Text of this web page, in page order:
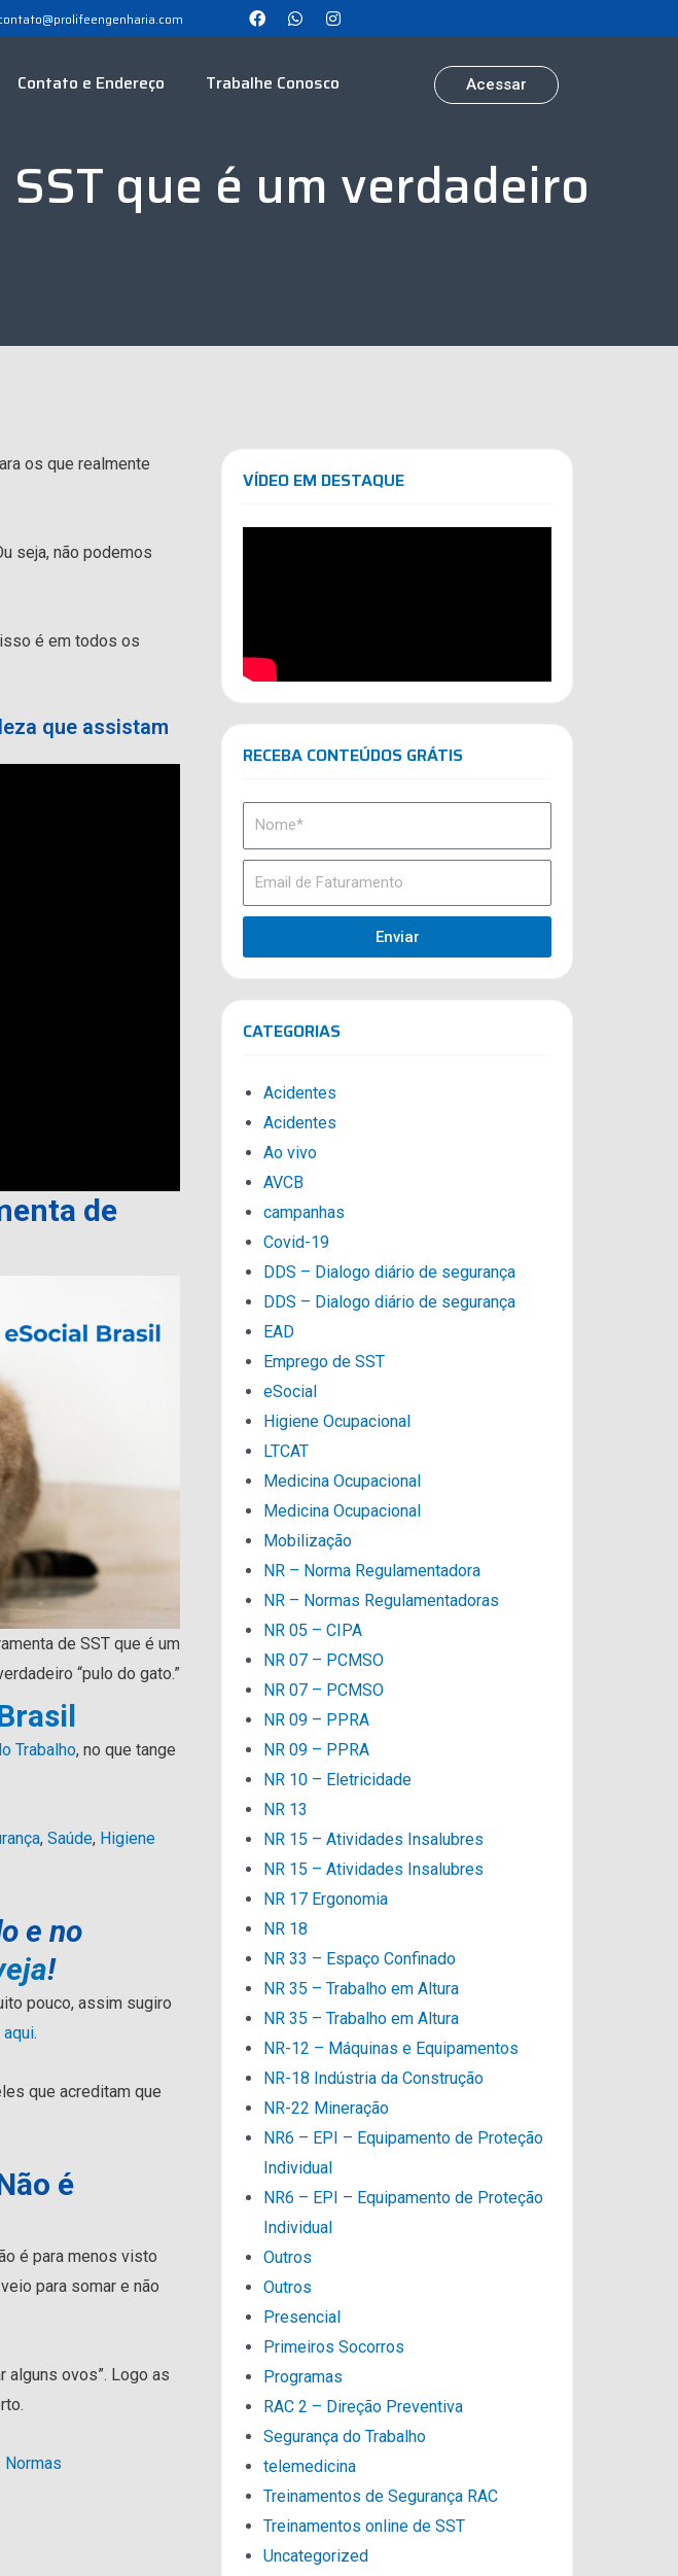
Contato e Endereço Trabalhe Conosco Acessar
que é um verdadeiro
os que realmente
seja, não podemos
é em todos os
que assistam
de
de SST que é um
“pulo do gato.”
Trabalho, no que tange
, Saúde, Higiene
e no
!
pouco, assim sugiro
aqui.
que acreditam que
é
é para menos visto
para somar e não
alguns ovos”. Logo as
Normas
VÍDEO EM DESTAQUE
RECEBA CONTEÚDOS GRÁTIS
Enviar
CATEGORIAS
Acidentes
Acidentes
Ao vivo
AVCB
campanhas
Covid-19
DDS – Dialogo diário de segurança
DDS – Dialogo diário de segurança
EAD
Emprego de SST
eSocial
Higiene Ocupacional
LTCAT
Medicina Ocupacional
Medicina Ocupacional
Mobilização
NR – Norma Regulamentadora
NR – Normas Regulamentadoras
NR 05 – CIPA
NR 07 – PCMSO
NR 07 – PCMSO
NR 09 – PPRA
NR 09 – PPRA
NR 10 – Eletricidade
NR 13
NR 15 – Atividades Insalubres
NR 15 – Atividades Insalubres
NR 17 Ergonomia
NR 18
NR 33 – Espaço Confinado
NR 35 – Trabalho em Altura
NR 35 – Trabalho em Altura
NR-12 – Máquinas e Equipamentos
NR-18 Indústria da Construção
NR-22 Mineração
NR6 – EPI – Equipamento de Proteção
Individual
NR6 – EPI – Equipamento de Proteção
Individual
Outros
Outros
Presencial
Primeiros Socorros
Programas
RAC 2 – Direção Preventiva
Segurança do Trabalho
telemedicina
Treinamentos de Segurança RAC
Treinamentos online de SST
Uncategorized